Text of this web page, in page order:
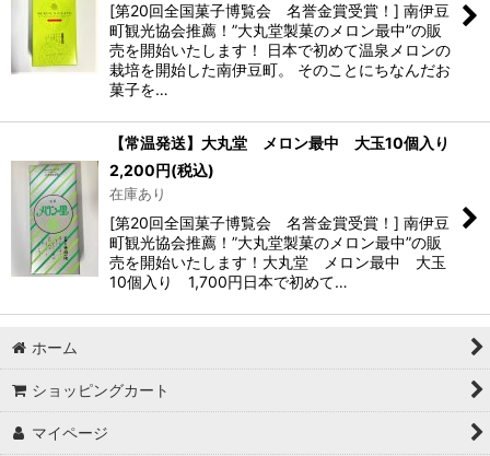
絞り込む
[第20回全国菓子博覧会 名誉金賞受賞！] 南伊豆
町観光協会推薦！”大丸堂製菓のメロン最中”の販
売を開始いたします！ 日本で初めて温泉メロンの
栽培を開始した南伊豆町。 そのことにちなんだお
菓子を…
【常温発送】大丸堂 メロン最中 大玉10個入り
2,200円(税込)
在庫あり
[第20回全国菓子博覧会 名誉金賞受賞！] 南伊豆
町観光協会推薦！”大丸堂製菓のメロン最中”の販
売を開始いたします！大丸堂 メロン最中 大玉
10個入り 1,700円日本で初めて…
ホーム
ショッピングカート
マイページ